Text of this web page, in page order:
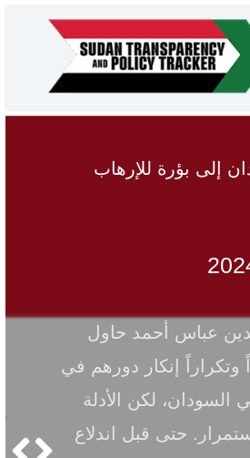
حاول
في
السودان،
بناء
وتستقصي